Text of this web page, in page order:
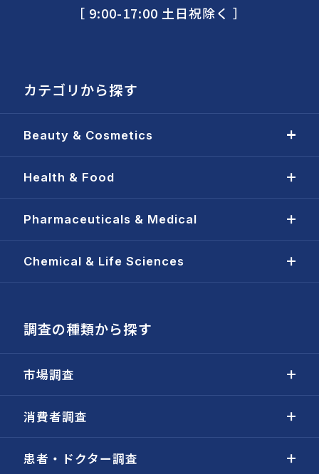
［ 9:00-17:00 土日祝除く ］
カテゴリから探す
Beauty & Cosmetics
Health & Food
Pharmaceuticals & Medical
Chemical & Life Sciences
調査の種類から探す
市場調査
消費者調査
患者・ドクター調査